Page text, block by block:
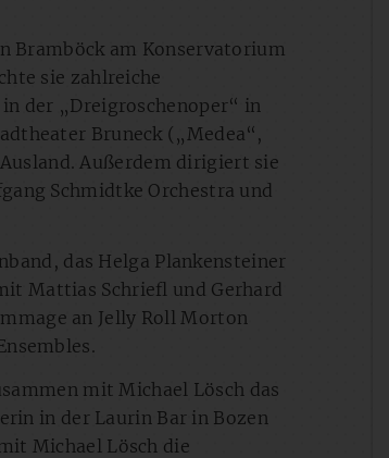
Bramböck am Konservatorium
sie zahlreiche
der „Dreigroschenoper“ in
Bruneck („Medea“,
Außerdem dirigiert sie
Schmidtke Orchestra und
das Helga Plankensteiner
Mattias Schriefl und Gerhard
an Jelly Roll Morton
mit Michael Lösch das
in der Laurin Bar in Bozen
Michael Lösch die